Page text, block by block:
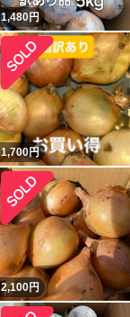
1,480円
1,700円
2,100円